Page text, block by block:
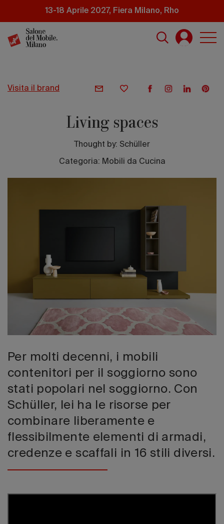
principale
13-18 Aprile 2027, Fiera Milano, Rho
visita il brand
Living spaces
Thought by: Schüller
Categoria: Mobili da Cucina
Per molti decenni, i mobili
contenitori per il soggiorno sono
stati popolari nel soggiorno. Con
Schüller, lei ha le risorse per
combinare liberamente e
flessibilmente elementi di armadi,
credenze e scaffali in 16 stili diversi.